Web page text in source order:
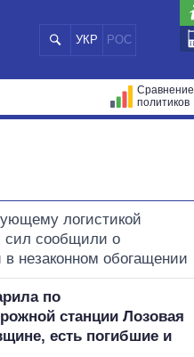
УКР РОС
Сравнение
политиков
логистикой
сил сообщили о
в незаконном обогащении
по
станции Лозовая
есть погибшие и